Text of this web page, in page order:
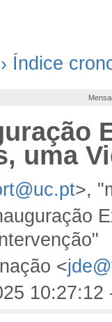
› Índice
uma
>,
<
10:27:12